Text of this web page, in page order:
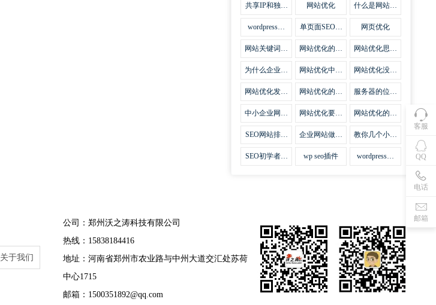
共享IP和独立
网站优化
什么是网站优
wordpress网
集插件
单页面SEO网
网页优化
网站关键词优
么
网站优化的误
网站优化思路
要
为什么企业网
网站SEO优
网站优化中关
干问题
网站优化没有
味道
网站优化发挥
网站优化的费
服务器的位置
影响
中小企业网站
法
网站优化要不
网站优化的逆
SEO网站排名
法宝
企业网站做好
势
教你几个小技
页优化
SEO初学者，
wp seo插件
wordpress插
客服
QQ
电话
邮箱
关于我们
公司：郑州沃之涛科技有限公司
热线：15838184416
地址：河南省郑州市农业路与中州大道交汇处苏荷
中心1715
邮箱：1500351892@qq.com